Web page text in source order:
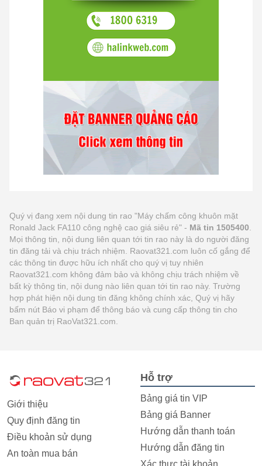
Quý vị đang xem nội dung tin rao "Máy chấm công khuôn mặt
Ronald Jack FA110 công nghệ cao giá siêu rẻ" - Mã tin 1505400
Mọi thông tin, nội dung liên quan tới tin rao này là do người đăng
tin đăng tải và chịu trách nhiệm. Raovat321.com luôn cố gắng để
các thông tin được hữu ích nhất cho quý vị tuy nhiên
Raovat321.com không đảm bảo và không chịu trách nhiệm về
bất kỳ thông tin, nội dung nào liên quan tới tin rao này. Trường
hợp phát hiện nội dung tin đăng không chính xác, Quý vị hãy
bấm nút Báo vi phạm để thông báo và cung cấp thông tin cho
Ban quản trị RaoVat321.com.
Giới thiệu
Quy định đăng tin
Điều khoản sử dụng
An toàn mua bán
Hỗ trợ
Bảng giá tin VIP
Bảng giá Banner
Hướng dẫn thanh toán
Hướng dẫn đăng tin
Xác thực tài khoản